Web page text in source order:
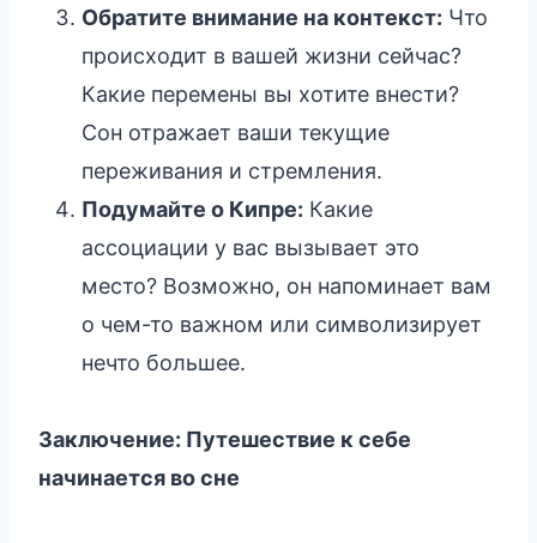
Обратите внимание на контекст: Что
происходит в вашей жизни сейчас?
Какие перемены вы хотите внести?
Сон отражает ваши текущие
переживания и стремления.
Подумайте о Кипре: Какие
ассоциации у вас вызывает это
место? Возможно, он напоминает вам
о чем-то важном или символизирует
нечто большее.
Заключение: Путешествие к себе
начинается во сне